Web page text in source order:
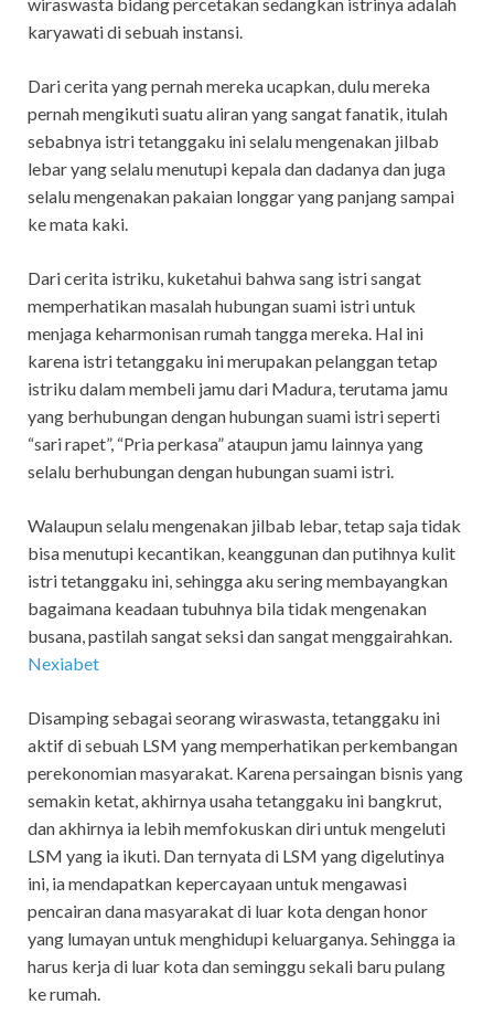
karyawati di sebuah instansi.
Dari cerita yang pernah mereka ucapkan, dulu mereka
pernah mengikuti suatu aliran yang sangat fanatik, itulah
sebabnya istri tetanggaku ini selalu mengenakan jilbab
lebar yang selalu menutupi kepala dan dadanya dan juga
selalu mengenakan pakaian longgar yang panjang sampai
ke mata kaki.
Dari cerita istriku, kuketahui bahwa sang istri sangat
memperhatikan masalah hubungan suami istri untuk
menjaga keharmonisan rumah tangga mereka. Hal ini
karena istri tetanggaku ini merupakan pelanggan tetap
istriku dalam membeli jamu dari Madura, terutama jamu
yang berhubungan dengan hubungan suami istri seperti
“sari rapet”, “Pria perkasa” ataupun jamu lainnya yang
selalu berhubungan dengan hubungan suami istri.
Walaupun selalu mengenakan jilbab lebar, tetap saja tidak
bisa menutupi kecantikan, keanggunan dan putihnya kulit
istri tetanggaku ini, sehingga aku sering membayangkan
bagaimana keadaan tubuhnya bila tidak mengenakan
busana, pastilah sangat seksi dan sangat menggairahkan.
Nexiabet
Disamping sebagai seorang wiraswasta, tetanggaku ini
aktif di sebuah LSM yang memperhatikan perkembangan
perekonomian masyarakat. Karena persaingan bisnis yang
semakin ketat, akhirnya usaha tetanggaku ini bangkrut,
dan akhirnya ia lebih memfokuskan diri untuk mengeluti
LSM yang ia ikuti. Dan ternyata di LSM yang digelutinya
ini, ia mendapatkan kepercayaan untuk mengawasi
pencairan dana masyarakat di luar kota dengan honor
yang lumayan untuk menghidupi keluarganya. Sehingga ia
harus kerja di luar kota dan seminggu sekali baru pulang
ke rumah.